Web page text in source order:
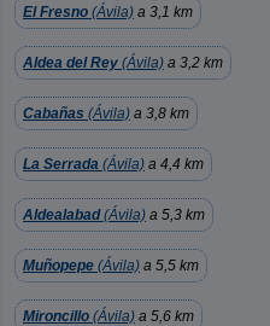
El Fresno (Ávila) a 3,1 km
Aldea del Rey (Ávila) a 3,2 km
Cabañas (Ávila) a 3,8 km
La Serrada (Ávila) a 4,4 km
Aldealabad(Ávila) a 5,3 km
Muñopepe (Ávila) a 5,5 km
Mironcillo (Ávila) a 5,6 km